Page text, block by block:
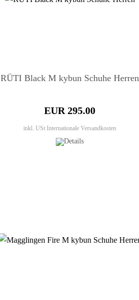
RÜTI Black M kybun Schuhe Herren
EUR 295.00
inkl. USt Internationale Versandkosten